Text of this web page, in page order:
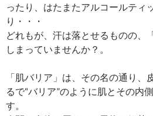
ったり、はたまたアルコールティ
り・・・
どれもが、汗は落とせるものの、
しまっていませんか？。
「肌バリア」は、その名の通り、
るで“バリア”のように肌とその内
す。